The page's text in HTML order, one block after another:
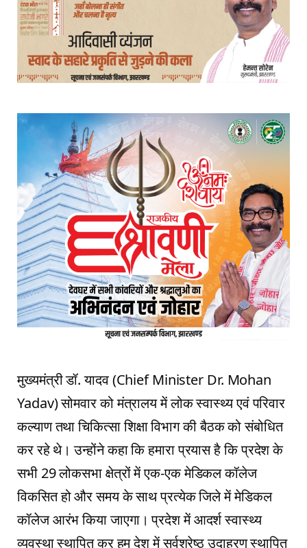
मुख्यमंत्री डॉ. यादव (Chief Minister Dr. Mohan
Yadav) सोमवार को मंत्रालय में लोक स्वास्थ्य एवं परिवार
कल्याण तथा चिकित्सा शिक्षा विभाग की बैठक को संबोधित
कर रहे थे। उन्होंने कहा कि हमारा प्रयास है कि प्रदेश के
सभी 29 लोकसभा क्षेत्रों में एक-एक मेडिकल कॉलेज
विकसित हो और समय के साथ प्रत्येक जिले में मेडिकल
कॉलेज आरंभ किया जाएगा। प्रदेश में आदर्श स्वास्थ्य
व्यवस्था स्थापित कर हम देश में सर्वश्रेष्ठ उदाहरण स्थापित